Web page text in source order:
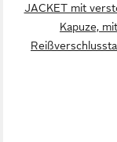
JACKET mit
Kapuze, mit